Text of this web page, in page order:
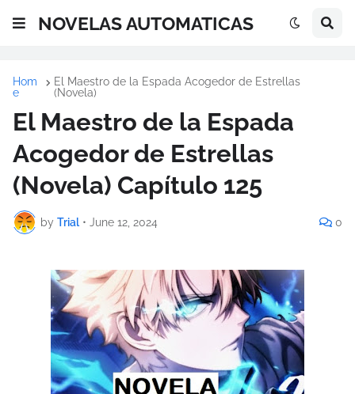
NOVELAS AUTOMATICAS
Hom
e
El Maestro de la Espada Acogedor de Estrellas
(Novela)
El Maestro de la Espada
Acogedor de Estrellas
(Novela) Capítulo 125
by Trial • June 12, 2024 0